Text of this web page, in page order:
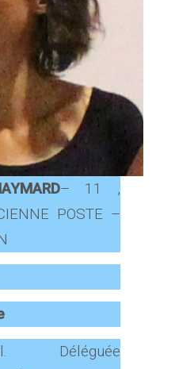
– 11 ,
POSTE –
Déléguée